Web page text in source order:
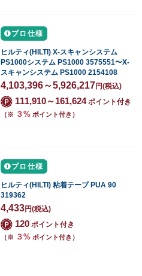
プロ仕様
ヒルティ(HILTI) X-スキャンシステム
PS1000システム PS1000 3575551〜X-
スキャンシステム PS1000 2154108
4,103,396～5,926,217円(税込)
111,910～161,624ポイント付き
（※ ３% ポイント付き）
プロ仕様
ヒルティ(HILTI) 粘着テープ PUA 90
319362
4,433円(税込)
120 ポイント付き
（※ ３% ポイント付き）